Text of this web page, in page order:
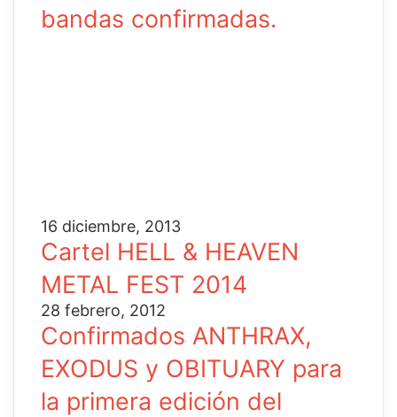
bandas confirmadas.
16 diciembre, 2013
Cartel HELL & HEAVEN
METAL FEST 2014
28 febrero, 2012
Confirmados ANTHRAX,
EXODUS y OBITUARY para
la primera edición del